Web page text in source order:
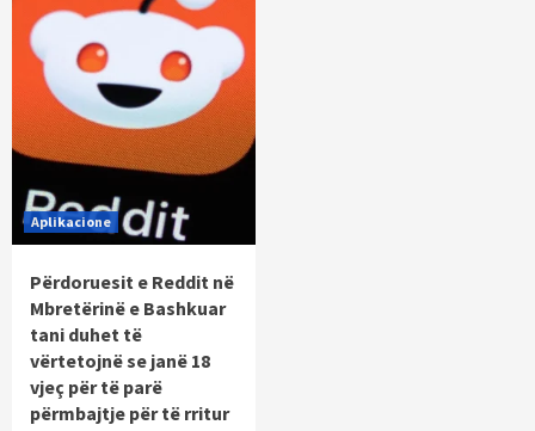
Aplikacione
Përdoruesit e Reddit në
Mbretërinë e Bashkuar
tani duhet të
vërtetojnë se janë 18
vjeç për të parë
përmbajtje për të rritur